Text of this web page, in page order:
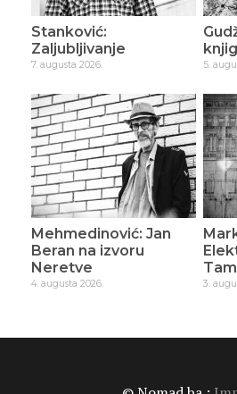
Stanković:
Zaljubljivanje
7. augusta 2026. 5.
Mehmedinović: Jan
Beran na izvoru
Neretve
4. augusta 2026. 3.